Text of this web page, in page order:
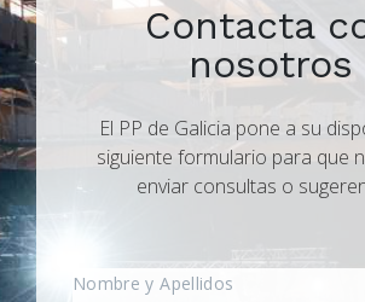
Contacta
nosotros
El PP de Galicia pone a su
siguiente formulario para que
enviar consultas o